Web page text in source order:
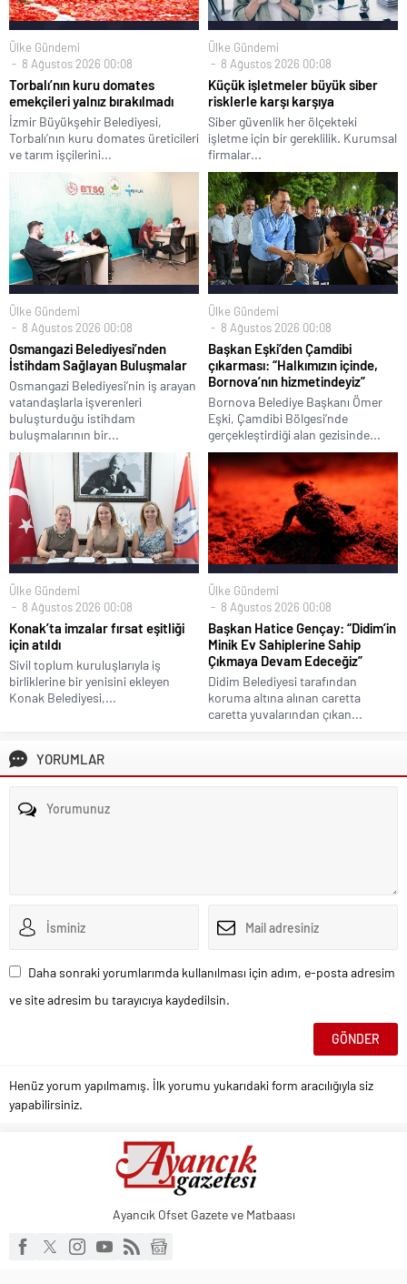
Ülke Gündemi
8 Ağustos 2026 00:08
Torbalı’nın kuru domates
emekçileri yalnız bırakılmadı
İzmir Büyükşehir Belediyesi,
Torbalı’nın kuru domates üreticileri
ve tarım işçilerini...
Ülke Gündemi
8 Ağustos 2026 00:08
Küçük işletmeler büyük siber
risklerle karşı karşıya
Siber güvenlik her ölçekteki
işletme için bir gereklilik. Kurumsal
firmalar...
Ülke Gündemi
8 Ağustos 2026 00:08
Osmangazi Belediyesi’nden
İstihdam Sağlayan Buluşmalar
Osmangazi Belediyesi’nin iş arayan
vatandaşlarla işverenleri
buluşturduğu istihdam
buluşmalarının bir...
Ülke Gündemi
8 Ağustos 2026 00:08
Başkan Eşki’den Çamdibi
çıkarması: “Halkımızın içinde,
Bornova’nın hizmetindeyiz”
Bornova Belediye Başkanı Ömer
Eşki, Çamdibi Bölgesi’nde
gerçekleştirdiği alan gezisinde...
Ülke Gündemi
8 Ağustos 2026 00:08
Konak’ta imzalar fırsat eşitliği
için atıldı
Sivil toplum kuruluşlarıyla iş
birliklerine bir yenisini ekleyen
Konak Belediyesi,...
Ülke Gündemi
8 Ağustos 2026 00:08
Başkan Hatice Gençay: “Didim’in
Minik Ev Sahiplerine Sahip
Çıkmaya Devam Edeceğiz”
Didim Belediyesi tarafından
koruma altına alınan caretta
caretta yuvalarından çıkan...
YORUMLAR
Daha sonraki yorumlarımda kullanılması için adım, e-posta adresim
ve site adresim bu tarayıcıya kaydedilsin.
Henüz yorum yapılmamış. İlk yorumu yukarıdaki form aracılığıyla siz
yapabilirsiniz.
Ayancık Ofset Gazete ve Matbaası